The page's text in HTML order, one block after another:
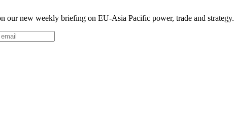
our new weekly briefing on EU-Asia Pacific power, trade and strategy.